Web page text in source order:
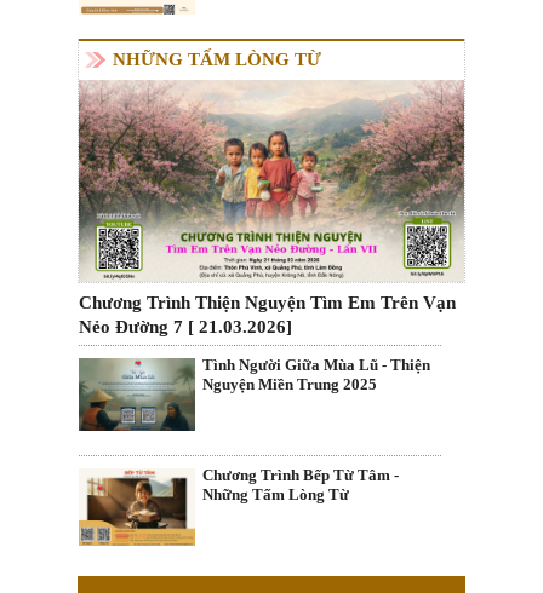
NHỮNG TẤM LÒNG TỪ
Chương Trình Thiện Nguyện Tìm Em Trên Vạn
Nẻo Đường 7 [ 21.03.2026]
Tình Người Giữa Mùa Lũ - Thiện
Nguyện Miền Trung 2025
Chương Trình Bếp Từ Tâm -
Những Tấm Lòng Từ